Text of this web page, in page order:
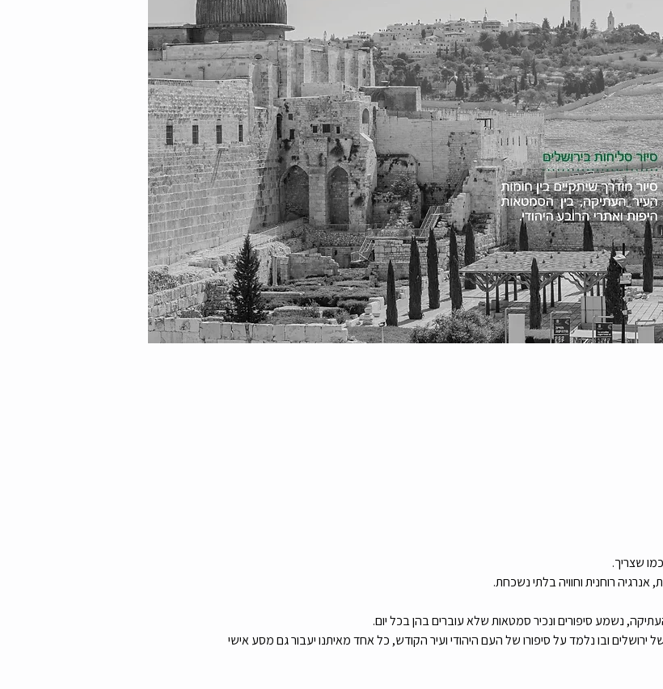
שצריך.
רוחנית וחוויה בלתי נשכחת.
נשמע סיפורים ונכיר סמטאות שלא עוברים בהן בכל יום.
ובו נלמד על סיפורו של העם היהודי ועיר הקודש, כל אחד מאיתנו יעבור גם מסע אישי